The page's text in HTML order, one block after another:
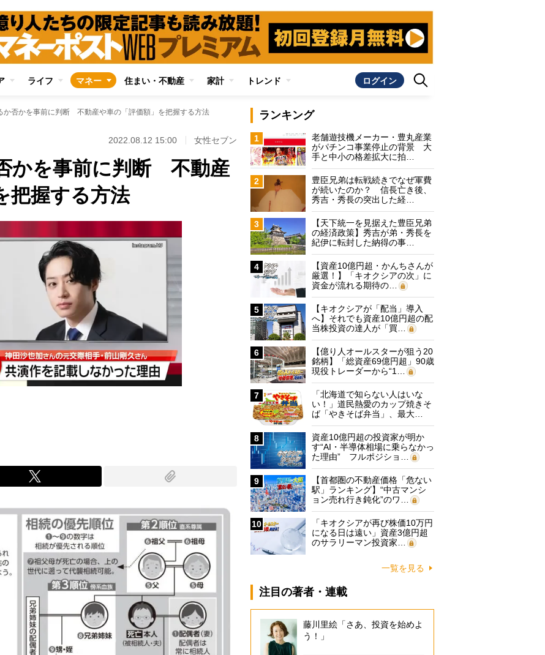
ライフ マネー 住まい・不動産 家計 トレンド ログイン
か否かを事前に判断 不動産や車の「評価額」を把握する方法
2022.08.12 15:00 女性セブン
かを事前に判断 不動産
把握する方法
ランキング
1
老舗遊技機メーカー・豊丸産業
がパチンコ事業停止の背景 大
手と中小の格差拡大に拍…
2
豊臣兄弟は転戦続きでなぜ軍費
が続いたのか？ 信長亡き後、
秀吉・秀長の突出した経…
3
【天下統一を見据えた豊臣兄弟
の経済政策】秀吉が弟・秀長を
紀伊に転封した納得の事…
4
【資産10億円超・かんちさんが
厳選！】「キオクシアの次」に
資金が流れる期待の…
5
【キオクシアが「配当」導入
へ】それでも資産10億円超の配
当株投資の達人が「買…
6
【億り人オールスターが狙う20
銘柄】「総資産69億円超」90歳
現役トレーダーから“1…
7
「北海道で知らない人はいな
い！」道民熱愛のカップ焼きそ
ば「やきそば弁当」、最大…
8
資産10億円超の投資家が明か
す“AI・半導体相場に乗らなかっ
た理由” フルポジショ…
9
【首都圏の不動産価格「危ない
駅」ランキング】“中古マンシ
ョン売れ行き鈍化”のワ…
10
「キオクシアが再び株価10万円
になる日は遠い」資産3億円超
のサラリーマン投資家…
一覧を見る
注目の著者・連載
藤川里絵「さあ、投資を始めよ
う！」